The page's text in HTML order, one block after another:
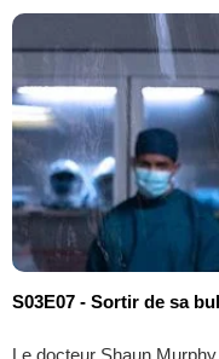
S03E07 - Sortir de sa
Le docteur Shaun